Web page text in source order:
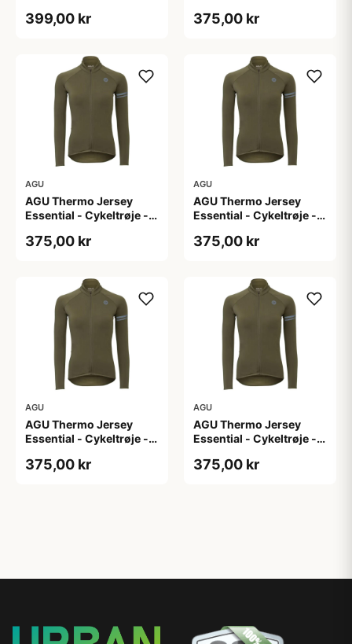
399,00 kr
L
375,00 kr
AGU
AGU Thermo Jersey
Essential - Cykeltrøje -
M
375,00 kr
AGU
AGU Thermo Jersey
Essential - Cykeltrøje -
S
375,00 kr
AGU
AGU Thermo Jersey
Essential - Cykeltrøje -
XL
375,00 kr
AGU
AGU Thermo Jersey
Essential - Cykeltrøje -
XXL
375,00 kr